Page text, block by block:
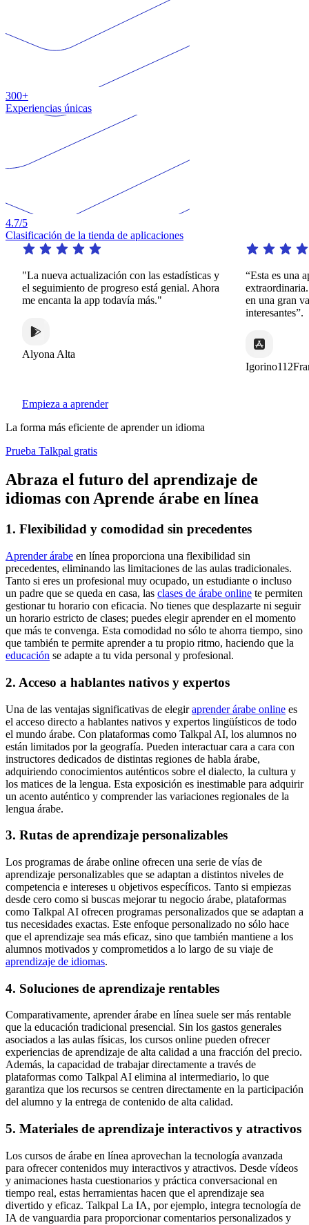
300+
Experiencias únicas
4.7/5
Clasificación de la tienda de aplicaciones
"La nueva actualización con las estadísticas y
el seguimiento de progreso está genial. Ahora
me encanta la app todavía más."
Alyona Alta
“Esta es una
extraordinaria.
en una gran
interesantes”.
Igorino112France
Empieza a aprender
La forma más eficiente de aprender un idioma
Prueba Talkpal gratis
Abraza el futuro del aprendizaje de
idiomas con Aprende árabe en línea
1. Flexibilidad y comodidad sin precedentes
Aprender árabe en línea proporciona una flexibilidad sin
precedentes, eliminando las limitaciones de las aulas tradicionales.
Tanto si eres un profesional muy ocupado, un estudiante o incluso
un padre que se queda en casa, las clases de árabe online te permiten
gestionar tu horario con eficacia. No tienes que desplazarte ni seguir
un horario estricto de clases; puedes elegir aprender en el momento
que más te convenga. Esta comodidad no sólo te ahorra tiempo, sino
que también te permite aprender a tu propio ritmo, haciendo que la
educación se adapte a tu vida personal y profesional.
2. Acceso a hablantes nativos y expertos
Una de las ventajas significativas de elegiraprender árabe online es
el acceso directo a hablantes nativos y expertos lingüísticos de todo
el mundo árabe. Con plataformas como Talkpal AI, los alumnos no
están limitados por la geografía. Pueden interactuar cara a cara con
instructores dedicados de distintas regiones de habla árabe,
adquiriendo conocimientos auténticos sobre el dialecto, la cultura y
los matices de la lengua. Esta exposición es inestimable para adquirir
un acento auténtico y comprender las variaciones regionales de la
lengua árabe.
3. Rutas de aprendizaje personalizables
Los programas de árabe online ofrecen una serie de vías de
aprendizaje personalizables que se adaptan a distintos niveles de
competencia e intereses u objetivos específicos. Tanto si empiezas
desde cero como si buscas mejorar tu negocio árabe, plataformas
como Talkpal AI ofrecen programas personalizados que se adaptan a
tus necesidades exactas. Este enfoque personalizado no sólo hace
que el aprendizaje sea más eficaz, sino que también mantiene a los
alumnos motivados y comprometidos a lo largo de su viaje de
aprendizaje de idiomas.
4. Soluciones de aprendizaje rentables
Comparativamente, aprender árabe en línea suele ser más rentable
que la educación tradicional presencial. Sin los gastos generales
asociados a las aulas físicas, los cursos online pueden ofrecer
experiencias de aprendizaje de alta calidad a una fracción del precio.
Además, la capacidad de trabajar directamente a través de
plataformas como Talkpal AI elimina al intermediario, lo que
garantiza que los recursos se centren directamente en la participación
del alumno y la entrega de contenido de alta calidad.
5. Materiales de aprendizaje interactivos y atractivos
Los cursos de árabe en línea aprovechan la tecnología avanzada
para ofrecer contenidos muy interactivos y atractivos. Desde vídeos
y animaciones hasta cuestionarios y práctica conversacional en
tiempo real, estas herramientas hacen que el aprendizaje sea
divertido y eficaz. Talkpal La IA, por ejemplo, integra tecnología de
IA de vanguardia para proporcionar comentarios personalizados y